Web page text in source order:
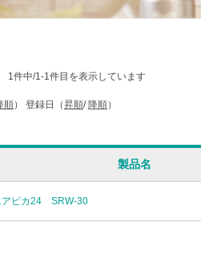
1件中/1-1件目を表示しています
順） 登録日（昇順/ 降順）
製品名
アピカ24 SRW-30